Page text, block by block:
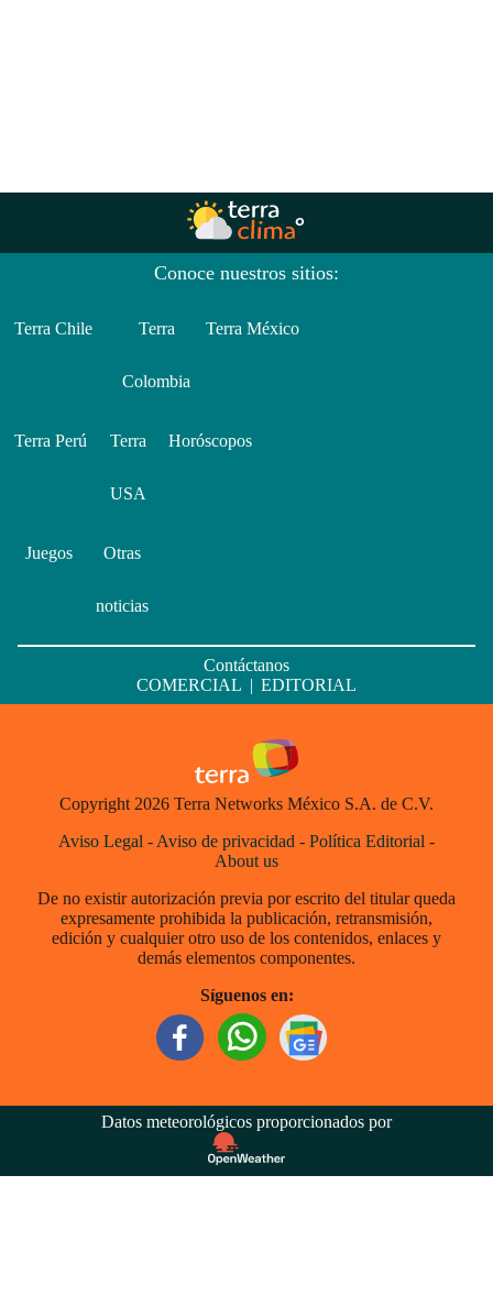
Conoce nuestros sitios:
Terra Chile Terra
Colombia
Terra México
Terra Perú Terra
USA
Horóscopos
Juegos Otras
noticias
Contáctanos
COMERCIAL | EDITORIAL
Copyright 2026 Terra Networks México S.A. de C.V.
Aviso Legal - Aviso de privacidad - Política Editorial -
About us
De no existir autorización previa por escrito del titular queda
expresamente prohibida la publicación, retransmisión,
edición y cualquier otro uso de los contenidos, enlaces y
demás elementos componentes.
Síguenos en:
Datos meteorológicos proporcionados por